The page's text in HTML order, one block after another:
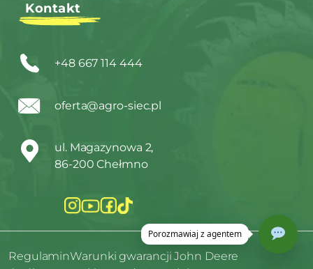
Kontakt
+48 667 114 444
oferta@agro-siec.pl
ul. Magazynowa 2,
86-200 Chełmno
RegulaminWarunki gwarancji John Deere